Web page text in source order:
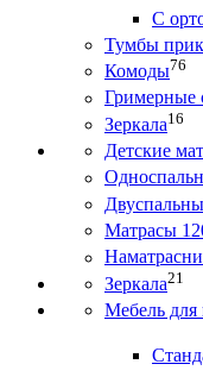
С
Тумбы
Комоды76
Гримерные
Зеркала16
Детские
Матрасы
Зеркала21
Мебель для